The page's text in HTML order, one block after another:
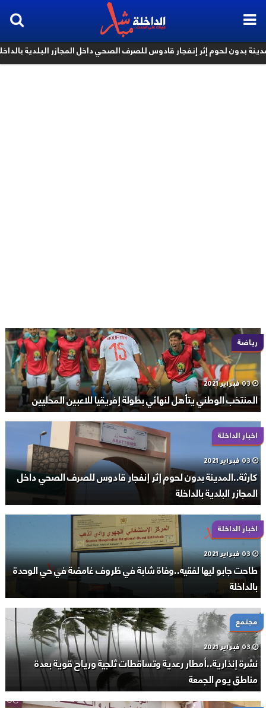
لحوم إثر إنفجار قادوس للصرف الصحي داخل المجازر البلدية بالداخلة
رياضة
03 فبراير 2021
المنتخب الوطني يتأهل لنهائي بطولة إفريقيا للاعبين المحليين
اخبار الداخلة
03 فبراير 2021
كارثة..المدينة بدون لحوم إثر إنفجار قادوس للصرف الصحي داخل
المجازر البلدية بالداخلة
اخبار الداخلة
03 فبراير 2021
طاحت جابو ليها لفقيه..وفاة شابة في ظروف غامضة في حي الوحدة
بالداخلة
مجتمع
03 فبراير 2021
نشرة إنذارية..أمطار رعدية وتساقطات ثلجية ورياح قوية بعدة
مناطق يوم الجمعة